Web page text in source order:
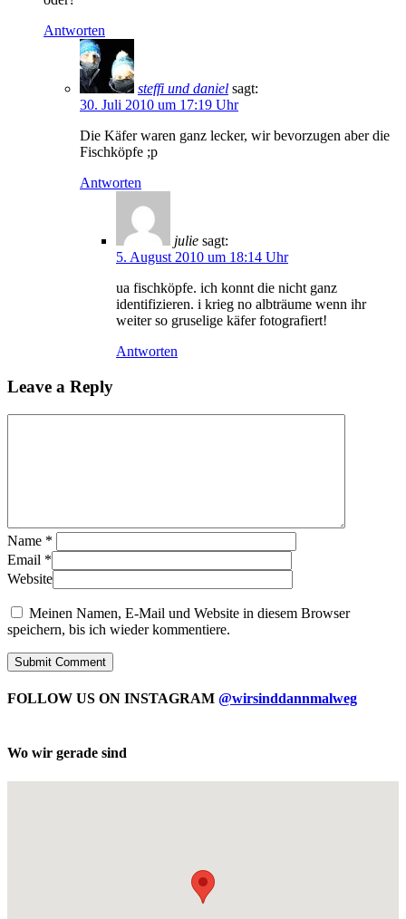
Antworten
steffi und daniel sagt:
30. Juli 2010 um 17:19 Uhr
Die Käfer waren ganz lecker, wir bevorzugen aber die
Fischköpfe ;p
Antworten
julie sagt:
5. August 2010 um 18:14 Uhr
ua fischköpfe. ich konnt die nicht ganz
identifizieren. i krieg no albträume wenn ihr
weiter so gruselige käfer fotografiert!
Antworten
Leave a Reply
Name *
Email *
Website
Meinen Namen, E-Mail und Website in diesem Browser
speichern, bis ich wieder kommentiere.
FOLLOW US ON INSTAGRAM @wirsinddannmalweg
Wo wir gerade sind